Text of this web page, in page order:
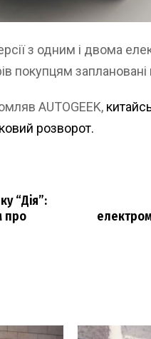
з одним і двома
покупцям заплановані
AUTOGEEK,
розворот.
“Дія”:
про